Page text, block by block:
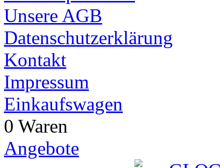
Unsere AGB
Datenschutzerklärung
Kontakt
Impressum
Einkaufswagen
0 Waren
Angebote